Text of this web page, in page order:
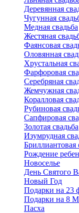
Деревянная
Чугунная
Медная свадьба
Жестяная
Фаянсовая
Оловянная
Хрустальная
Фарфоровая
Серебряная
Жемчужная
Коралловая
Рубиновая
Сапфировая
Золотая свадьба
Изумрудная
Бриллиантовая
Рождение
Новоселье
День Святого
Новый Год
Подарки на 23
Подарки на 8
Пасха